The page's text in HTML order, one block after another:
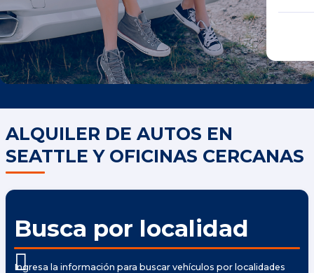
ALQUILER DE AUTOS EN
SEATTLE Y OFICINAS CERCANAS
Busca por localidad
Ingresa la información para buscar vehículos por localidades